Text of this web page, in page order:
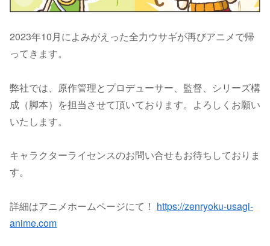
2023年10月によみがえった全力ウサギが再びアニメで帰
ってきます。
弊社では、原作管理とプロデューサー、監督、シリーズ構
成（脚本）を担当させて頂いております。よろしくお願い
いたします。
キャラクターライセンスのお問い合せもお待ちしておりま
す。
詳細はアニメホームページにて！ https://zenryoku-usagi-
anime.com